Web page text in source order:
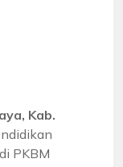
Kab.
PKBM